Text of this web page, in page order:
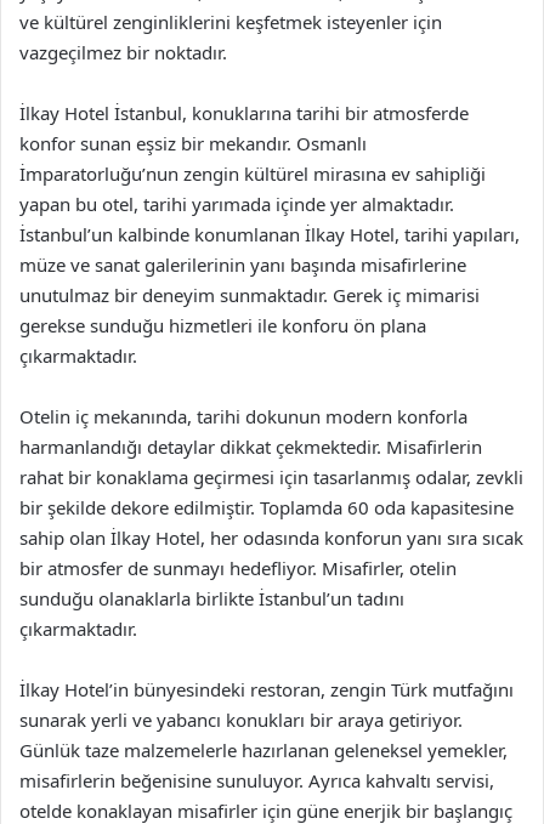
ve kültürel zenginliklerini keşfetmek isteyenler için
vazgeçilmez bir noktadır.
İlkay Hotel İstanbul, konuklarına tarihi bir atmosferde
konfor sunan eşsiz bir mekandır. Osmanlı
İmparatorluğu’nun zengin kültürel mirasına ev sahipliği
yapan bu otel, tarihi yarımada içinde yer almaktadır.
İstanbul’un kalbinde konumlanan İlkay Hotel, tarihi yapıları,
müze ve sanat galerilerinin yanı başında misafirlerine
unutulmaz bir deneyim sunmaktadır. Gerek iç mimarisi
gerekse sunduğu hizmetleri ile konforu ön plana
çıkarmaktadır.
Otelin iç mekanında, tarihi dokunun modern konforla
harmanlandığı detaylar dikkat çekmektedir. Misafirlerin
rahat bir konaklama geçirmesi için tasarlanmış odalar, zevkli
bir şekilde dekore edilmiştir. Toplamda 60 oda kapasitesine
sahip olan İlkay Hotel, her odasında konforun yanı sıra sıcak
bir atmosfer de sunmayı hedefliyor. Misafirler, otelin
sunduğu olanaklarla birlikte İstanbul’un tadını
çıkarmaktadır.
İlkay Hotel’in bünyesindeki restoran, zengin Türk mutfağını
sunarak yerli ve yabancı konukları bir araya getiriyor.
Günlük taze malzemelerle hazırlanan geleneksel yemekler,
misafirlerin beğenisine sunuluyor. Ayrıca kahvaltı servisi,
otelde konaklayan misafirler için güne enerjik bir başlangıç